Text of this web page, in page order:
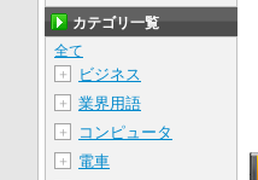
カテゴリ一覧
全て
＋
ビジネス
＋ 業界用語
＋ コンピュータ
＋ 電車